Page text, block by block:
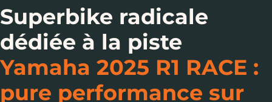
Superbike radicale
dédiée à la piste
Yamaha 2025 R1 RACE :
pure performance sur